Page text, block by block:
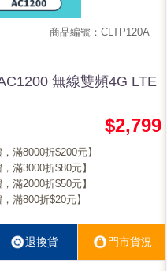
商品編號：CLTP120A
無線雙頻4G LTE
$2,799
滿8000折$200元】
滿3000折$80元】
滿2000折$50元】
滿800折$20元】
退換貨 門市貨況